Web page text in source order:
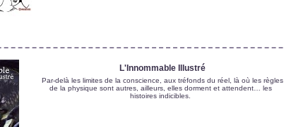
L'Innommable Illustré
Par-delà les limites de la conscience, aux tréfonds du réel, là où les règles
de la physique sont autres, ailleurs, elles dorment et attendent… les
histoires indicibles.